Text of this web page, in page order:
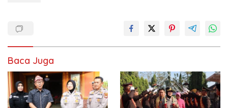
Baca Juga